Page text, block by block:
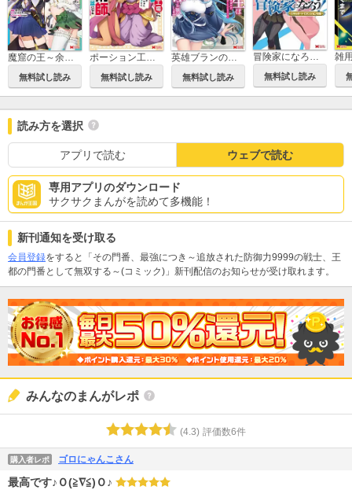
無料試し読み 無料試し読み 無料試し読み
冒険家になろう！～スキルボードでダンジョン攻略～（コミック）
無料試し読み
読み方を選択
アプリで読む ウェブで読む
専用アプリのダウンロード
サクサクまんがを読めて多機能！
新刊通知を受け取る
会員登録をすると「その門番、最強につき～追放された防御力9999の戦士、王
都の門番として無双する～(コミック)」新刊配信のお知らせが受け取れます。
みんなのまんがレポ
(4.3) 評価数6件
購入者レポ ゴロにゃんこさん
最高です♪Ｏ(≧∇≦)Ｏ♪